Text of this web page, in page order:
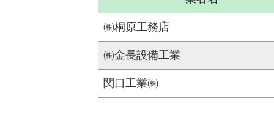
㈱桐原工務店
㈱金長設備工業
関口工業㈱